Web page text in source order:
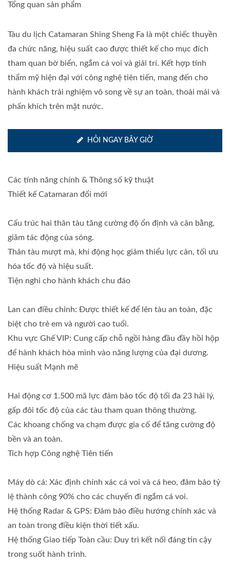
Tổng quan sản phẩm
Tàu du lịch Catamaran Shing Sheng Fa là một chiếc thuyền
đa chức năng, hiệu suất cao được thiết kế cho mục đích
tham quan bờ biển, ngắm cá voi và giải trí. Kết hợp tính
thẩm mỹ hiện đại với công nghệ tiên tiến, mang đến cho
hành khách trải nghiệm vô song về sự an toàn, thoải mái và
phấn khích trên mặt nước.
HỎI NGAY BÂY GIỜ
Các tính năng chính & Thông số kỹ thuật
Thiết kế Catamaran đổi mới
Cấu trúc hai thân tàu tăng cường độ ổn định và cân bằng,
giảm tác động của sóng.
Thân tàu mượt mà, khí động học giảm thiểu lực cản, tối ưu
hóa tốc độ và hiệu suất.
Tiện nghi cho hành khách chu đáo
Lan can điều chỉnh: Được thiết kế để lên tàu an toàn, đặc
biệt cho trẻ em và người cao tuổi.
Khu vực Ghế VIP: Cung cấp chỗ ngồi hàng đầu đầy hồi hộp
để hành khách hòa mình vào năng lượng của đại dương.
Hiệu suất Mạnh mẽ
Hai động cơ 1.500 mã lực đảm bảo tốc độ tối đa 23 hải lý,
gấp đôi tốc độ của các tàu tham quan thông thường.
Các khoang chống va chạm được gia cố để tăng cường độ
bền và an toàn.
Tích hợp Công nghệ Tiên tiến
Máy dò cá: Xác định chính xác cá voi và cá heo, đảm bảo tỷ
lệ thành công 90% cho các chuyến đi ngắm cá voi.
Hệ thống Radar & GPS: Đảm bảo điều hướng chính xác và
an toàn trong điều kiện thời tiết xấu.
Hệ thống Giao tiếp Toàn cầu: Duy trì kết nối đáng tin cậy
trong suốt hành trình.